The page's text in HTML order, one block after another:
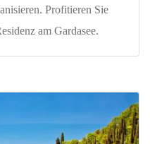
Profitieren Sie
am Gardasee.